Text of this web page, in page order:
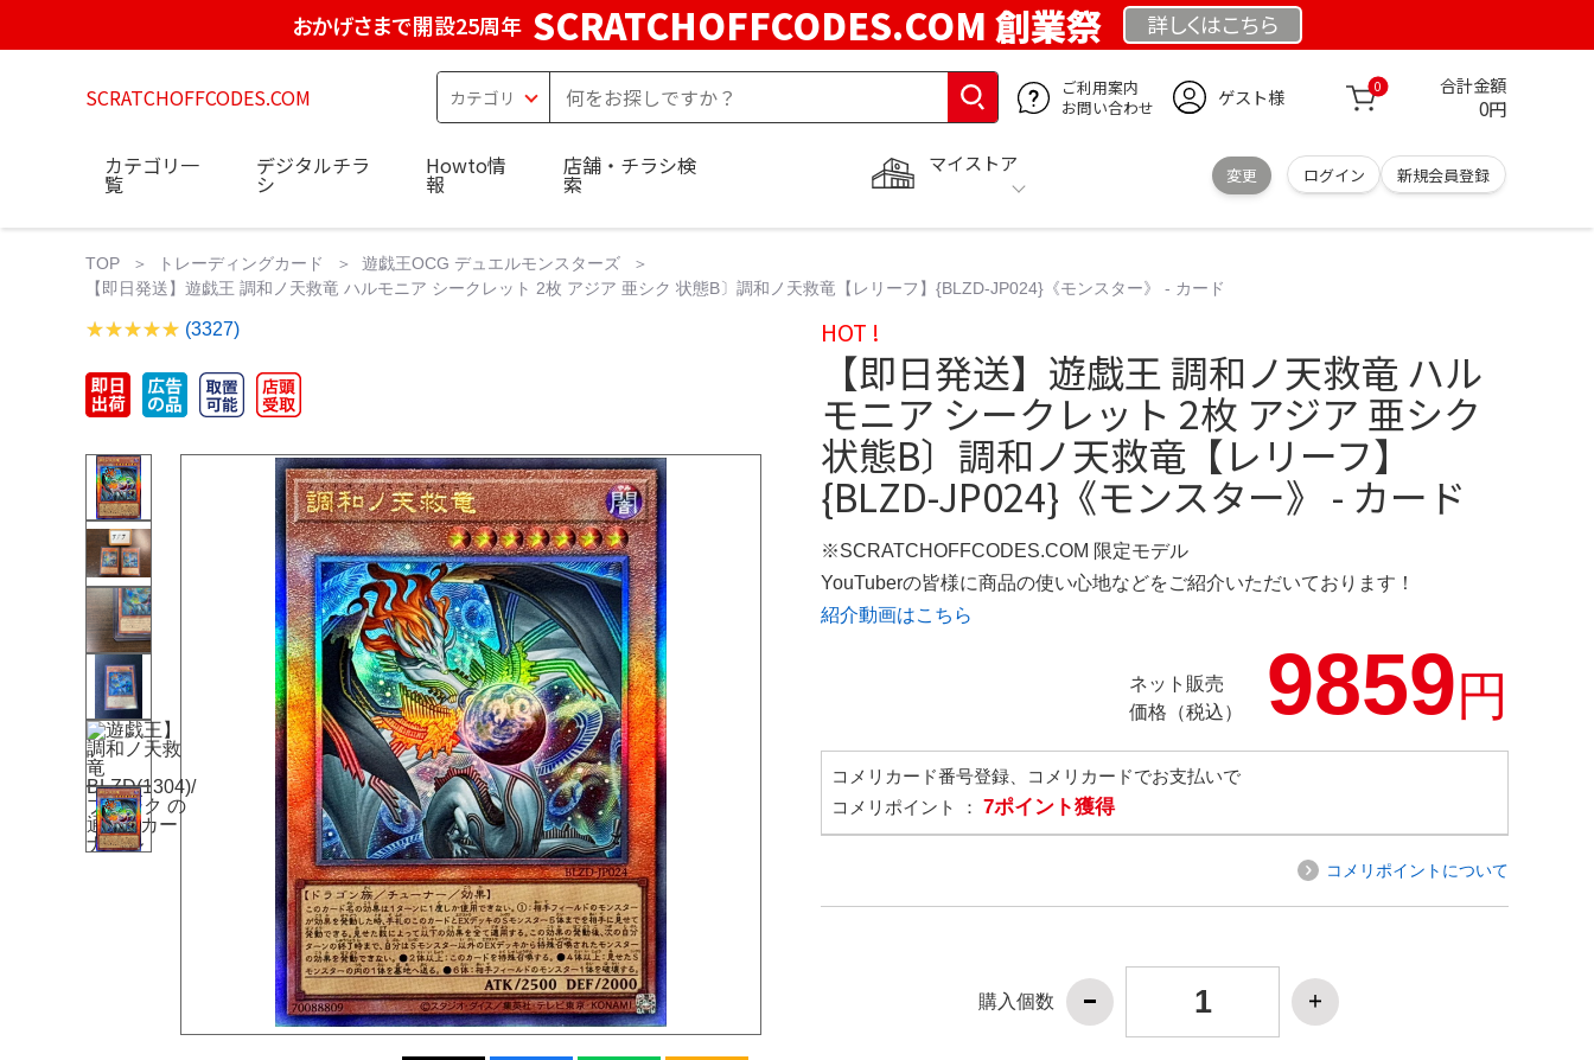
おかげさまで開設25周年 SCRATCHOFFCODES.COM 創業祭 詳しくはこちら
SCRATCHOFFCODES.COM
ご利用案内
お問い合わせ
ゲスト様 0 合計金額
0円
マイストア
変更 ログイン 新規会員登録
カテゴリ一
覧
デジタルチラ
シ
Howto情
報
店舗・チラシ検
索
TOP トレーディングカード
遊戯王OCG デュエルモンスターズ
【即日発送】遊戯王 調和ノ天救竜 ハルモニア シークレット 2枚 アジア 亜シク 状態B〕調和ノ天救竜【レリーフ】{BLZD-JP024}《モンスター》 - カード
(3327) HOT !
【即日発送】遊戯王 調和ノ天救竜 ハル
モニア シークレット 2枚 アジア 亜シク
状態B〕調和ノ天救竜【レリーフ】
{BLZD-JP024}《モンスター》 - カード
※SCRATCHOFFCODES.COM 限定モデル
YouTuberの皆様に商品の使い心地などをご紹介いただいております！
紹介動画はこちら
ネット販売
価格（税込）
9859円
コメリカード番号登録、コメリカードでお支払いで
コメリポイント ： 7ポイント獲得
コメリポイントについて
購入個数